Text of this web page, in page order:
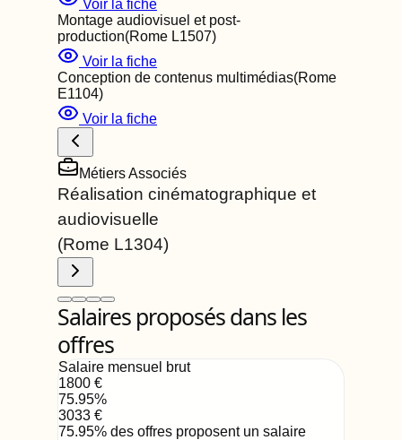
Voir la fiche
Montage audiovisuel et post-
production(Rome L1507)
Voir la fiche
Conception de contenus multimédias(Rome
E1104)
Voir la fiche
Métiers Associés
Réalisation cinématographique et
audiovisuelle
(Rome L1304)
Salaires proposés dans les
offres
Salaire mensuel brut
1800 €
75.95%
3033 €
75.95% des offres proposent un salaire